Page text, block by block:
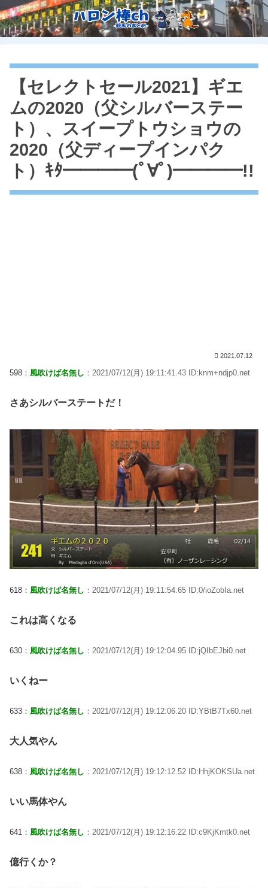
【セレクトセール2021】ギエ
ムの2020（父シルバーステー
ト）、スイープトウショウの
2020（父ディープインパク
ト）ｷﾀ━━━━(ﾟ∀ﾟ)━━━━!!
2021.07.12
598： 風吹けば名無し ：2021/07/12(月) 19:11:41.43 ID:knm+ndjp0.net
さあシルバーステートだ！
618： 風吹けば名無し ：2021/07/12(月) 19:11:54.65 ID:0/ioZobIa.net
これは高くなる
630： 風吹けば名無し ：2021/07/12(月) 19:12:04.95 ID:jQIbEJbi0.net
いくねー
633： 風吹けば名無し ：2021/07/12(月) 19:12:06.20 ID:YBtB7Tx60.net
大人気やん
638： 風吹けば名無し ：2021/07/12(月) 19:12:12.52 ID:HhjKOKSUa.net
いい馬体やん
641： 風吹けば名無し ：2021/07/12(月) 19:12:16.22 ID:c9KjKmtk0.net
億行くか？